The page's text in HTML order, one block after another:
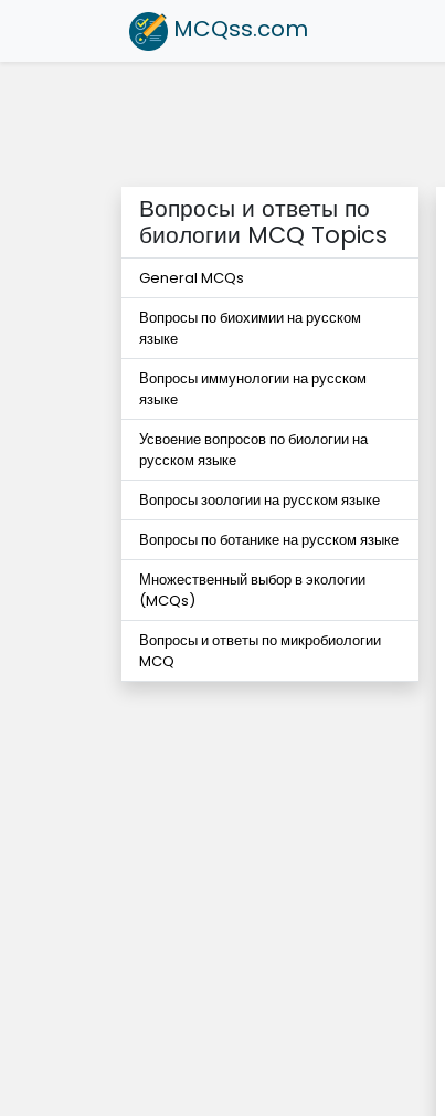
MCQss.com
Вопросы и ответы по
биологии MCQ Topics
General MCQs
Вопросы по биохимии на русском
языке
Вопросы иммунологии на русском
языке
Усвоение вопросов по биологии на
русском языке
Вопросы зоологии на русском языке
Вопросы по ботанике на русском языке
Множественный выбор в экологии
(MCQs)
Вопросы и ответы по микробиологии
MCQ